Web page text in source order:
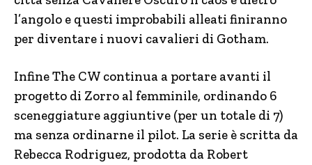
l’angolo e questi improbabili alleati finiranno
per diventare i nuovi cavalieri di Gotham.
Infine The CW continua a portare avanti il
progetto di Zorro al femminile, ordinando 6
sceneggiature aggiuntive (per un totale di 7)
ma senza ordinarne il pilot. La serie è scritta da
Rebecca Rodriguez, prodotta da Robert